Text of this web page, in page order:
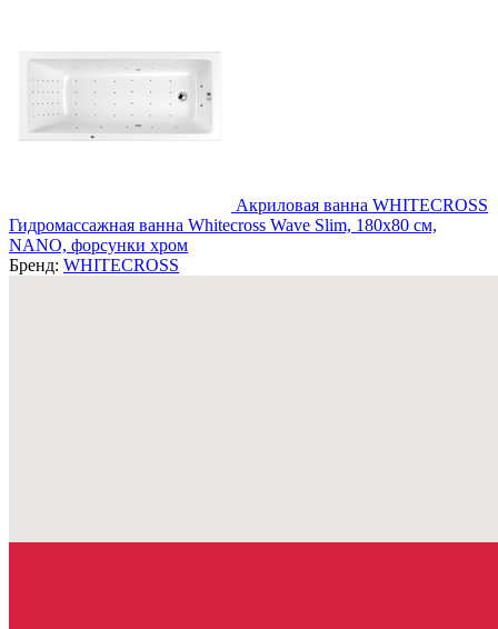
Акриловая ванна WHITECROSS
Гидромассажная ванна Whitecross Wave Slim, 180x80 см,
NANO, форсунки хром
Бренд: WHITECROSS